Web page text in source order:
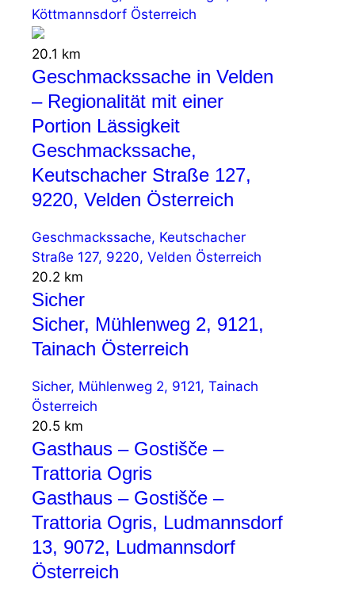
Köttmannsdorf Österreich
20.1 km
Geschmackssache in Velden
– Regionalität mit einer
Portion Lässigkeit
Geschmackssache,
Keutschacher Straße 127,
9220, Velden Österreich
Geschmackssache, Keutschacher
Straße 127, 9220, Velden Österreich
20.2 km
Sicher
Sicher, Mühlenweg 2, 9121,
Tainach Österreich
Sicher, Mühlenweg 2, 9121, Tainach
Österreich
20.5 km
Gasthaus – Gostišče –
Trattoria Ogris
Gasthaus – Gostišče –
Trattoria Ogris, Ludmannsdorf
13, 9072, Ludmannsdorf
Österreich